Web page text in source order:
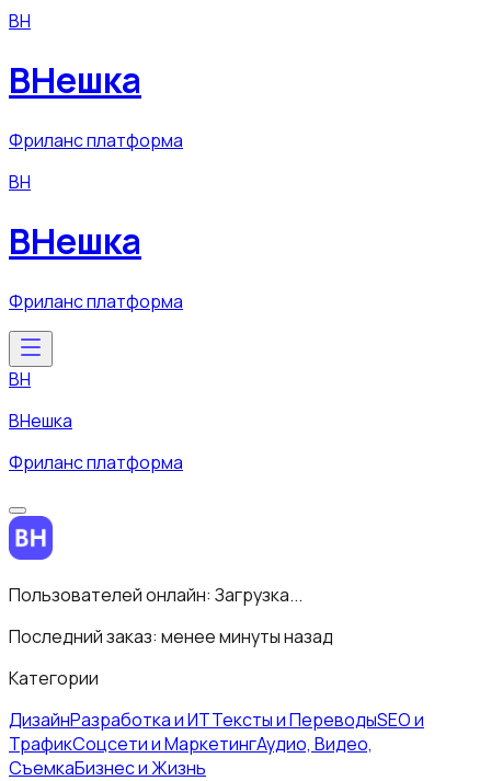
ВН
ВНешка
Фриланс платформа
ВН
ВНешка
Фриланс платформа
ВН
ВНешка
Фриланс платформа
Пользователей онлайн: Загрузка...
Последний заказ: менее минуты назад
Категории
ДизайнРазработка и ИТТексты и ПереводыSEO и
ТрафикСоцсети и МаркетингАудио, Видео,
СъемкаБизнес и Жизнь